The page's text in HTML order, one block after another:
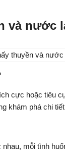
và nước
cực hoặc tiêu
khám phá chi
mỗi tình